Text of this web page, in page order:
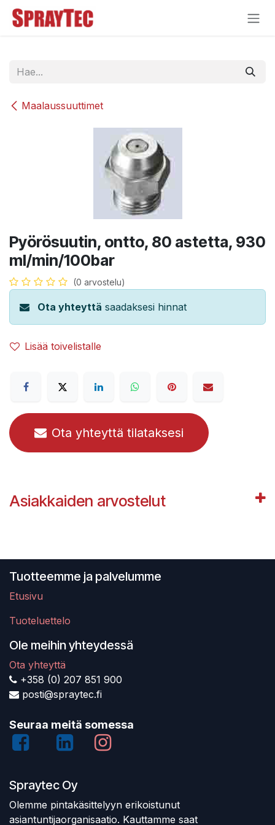
Siirry sisältöön
Maalaussuuttimet
Pyörösuutin, ontto, 80 astetta, 930
ml/min/100bar
(0 arvostelu)
Ota yhteyttä saadaksesi hinnat
Lisää toivelistalle
Ota yhteyttä tilataksesi
Asiakkaiden arvostelut
Tuotteemme ja palvelumme
Etusivu
Tuoteluettelo
Ole meihin yhteydessä
Ota yhteyttä
+358 (0) 207 851 900
posti@spraytec.fi
Seuraa meitä somessa
Spraytec Oy
Olemme pintakäsittelyyn erikoistunut
asiantuntijaorganisaatio. Kauttamme saat